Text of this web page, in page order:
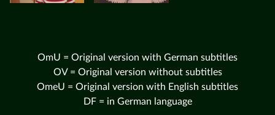
OmU = Original version with German subtitles
OV = Original version without subtitles
OmeU = Original version with English subtitles
DF = in German language